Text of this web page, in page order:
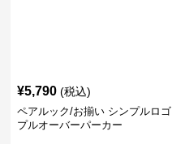
¥5,790 (税込)
ペアルック/お揃い シンプルロゴ
プルオーバーパーカー